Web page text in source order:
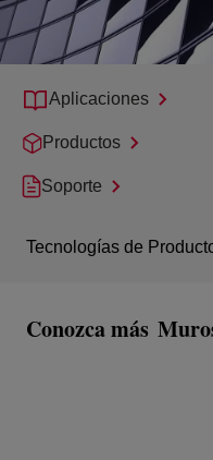
Aplicaciones
Productos
Soporte
Tecnologías de
Conozca más